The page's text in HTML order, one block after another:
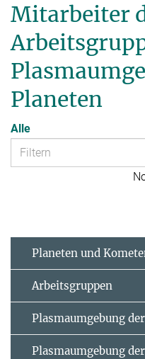
Mitarbeiter
Planeten
Alle
Planeten und
Arbeitsgruppen
Plasmaumgebung
Plasmaumgebung